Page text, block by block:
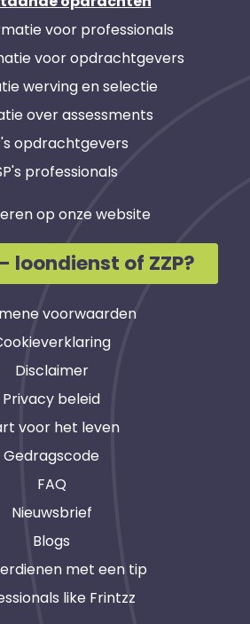
voor professionals
voor opdrachtgevers
werving en selectie
over assessments
opdrachtgevers
professionals
op onze website
loondienst of ZZP?
voorwaarden
Disclaimer
Privacy beleid
voor het leven
Gedragscode
FAQ
Nieuwsbrief
Blogs
met een tip
like Frintzz